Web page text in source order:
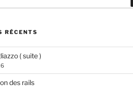
RÉCENTS
( suite )
des rails